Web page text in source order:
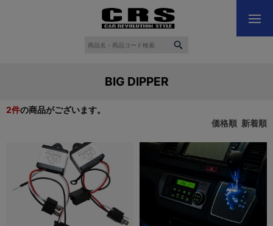
BIG DIPPER
2件の商品がございます。
価格順 新着順